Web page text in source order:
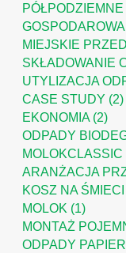
PÓŁPODZIEMNE
MIEJSKIE
SKŁADOWANIE
UTYLIZACJA
CASE STUDY (2)
EKONOMIA (2)
ODPADY
MOLOKCLASSIC
ARANŻACJA
KOSZ NA ŚMIECI
MOLOK (1)
MONTAŻ
ODPADY